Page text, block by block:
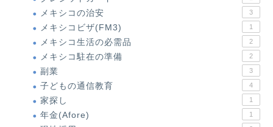
メキシコの治安 3
メキシコビザ(FM3) 1
メキシコ生活の必需品 2
メキシコ駐在の準備 2
副業 3
子どもの通信教育 4
家探し 1
年金(Afore) 1